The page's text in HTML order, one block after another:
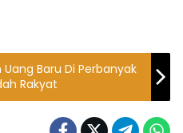
Baru Di Perbanyak
Rakyat